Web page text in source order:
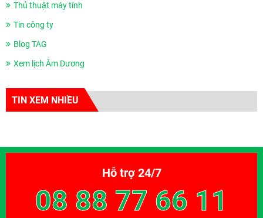
Thủ thuật máy tính
Tin công ty
Blog TAG
Xem lịch Âm Dương
TIN XEM NHIỀU
Hỗ trợ 24/7
08 88 77 66 11